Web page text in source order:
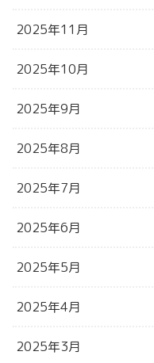
2025年11月
2025年10月
2025年9月
2025年8月
2025年7月
2025年6月
2025年5月
2025年4月
2025年3月